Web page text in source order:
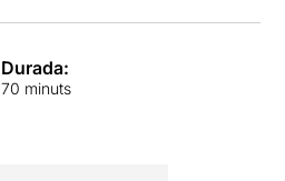
Durada:
70 minuts